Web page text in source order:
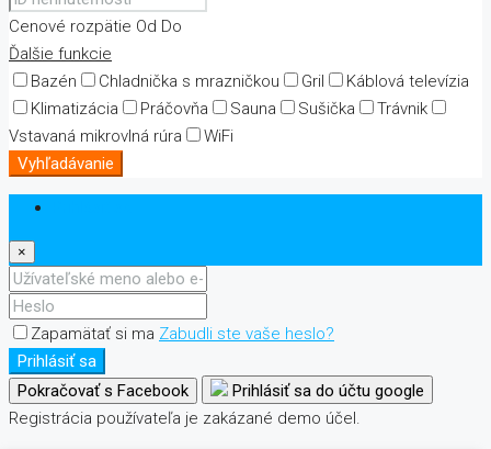
Cenové rozpätie Od Do
Ďalšie funkcie
Bazén
Chladnička s mrazničkou Gril
Káblová televízia
Klimatizácia
Práčovňa Sauna Sušička
Trávnik
Vstavaná mikrovlná rúra
WiFi
Vyhľadávanie
×
Zapamätať si ma Zabudli ste vaše heslo?
Prihlásiť sa
Pokračovať s Facebook
Prihlásiť sa do účtu google
Registrácia používateľa je zakázané demo účel.